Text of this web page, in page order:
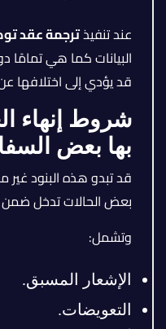
عند تنفيذترجمة عقد
البيانات كما هي تمامًا
قد يؤدي إلى اختلافها
شروط إنهاء
بها بعض
قد تبدو هذه البنود غير
بعض الحالات تدخل ضمن
وتشمل:
الإشعار المسبق.
التعويضات.